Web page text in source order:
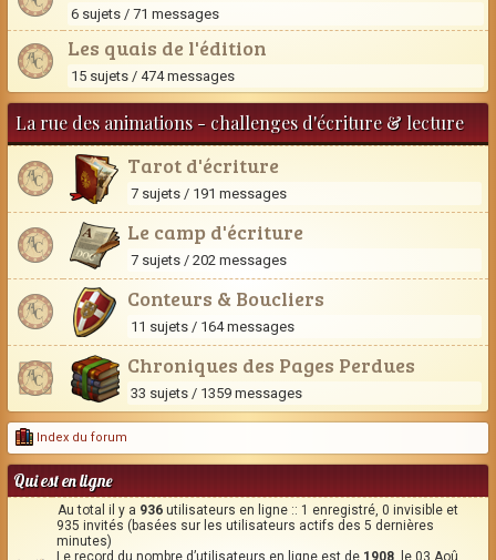
6 sujets / 71 messages
Les quais de l'édition
15 sujets / 474 messages
La rue des animations - challenges d'écriture & lecture
Tarot d'écriture
7 sujets / 191 messages
Le camp d'écriture
7 sujets / 202 messages
Conteurs & Boucliers
11 sujets / 164 messages
Chroniques des Pages Perdues
33 sujets / 1359 messages
Index du forum
Qui est en ligne
Au total il y a 936 utilisateurs en ligne :: 1 enregistré, 0 invisible et
935 invités (basées sur les utilisateurs actifs des 5 dernières
minutes)
Le record du nombre d’utilisateurs en ligne est de 1908 , le 03 Aoû